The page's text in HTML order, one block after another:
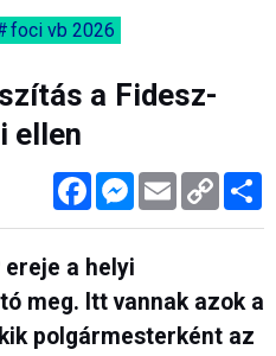
foci vb 2026
a Fidesz-
ellen
FacebookMessenger
Email Copy
Link
ereje a helyi
meg. Itt vannak azok a
polgármesterként az